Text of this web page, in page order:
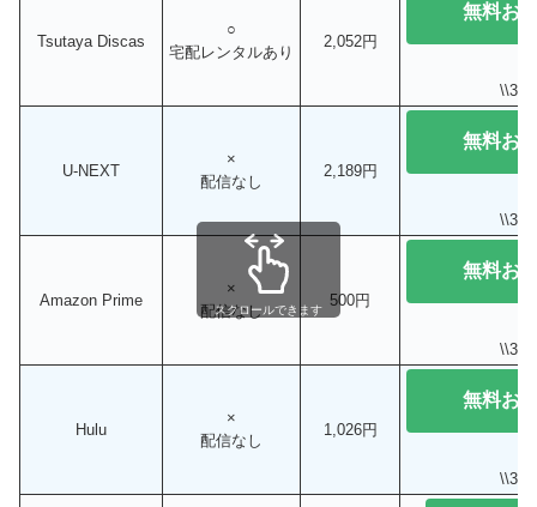
Tsutaya Discas
○
宅配レンタルあり
2,052円
無料お
\\30
U-NEXT
×
配信なし
2,189円
無料お
\\31
Amazon Prime
×
配信なし
500円
無料お
\\30
Hulu
×
配信なし
1,026円
無料お
\\31
スクロールできます